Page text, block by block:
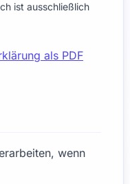
ist ausschließlich
als PDF
wenn